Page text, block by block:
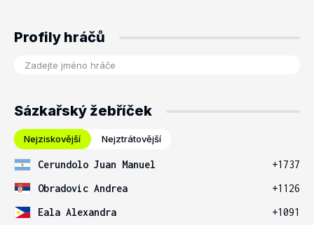
Profily hráčů
Sázkařský žebříček
Nejziskovější Nejztrátovější
Cerundolo Juan Manuel
+1737
Obradovic Andrea
+1126
Eala Alexandra
+1091